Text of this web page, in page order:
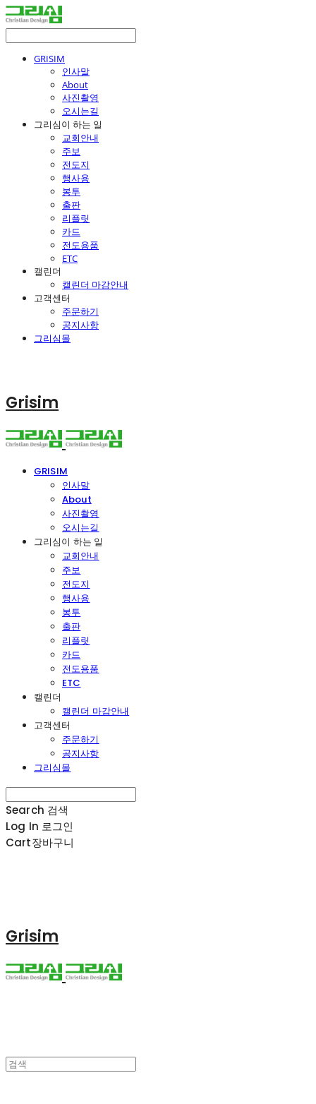
GRISIM
인사말
About
사진촬영
오시는길
그리심이 하는 일
교회안내
주보
전도지
행사용
봉투
출판
리플릿
카드
전도용품
ETC
캘린더
캘린더 마감안내
고객센터
주문하기
공지사항
그리심몰
Grisim
GRISIM
인사말
About
사진촬영
오시는길
그리심이 하는 일
교회안내
주보
전도지
행사용
봉투
출판
리플릿
카드
전도용품
ETC
캘린더
캘린더 마감안내
고객센터
주문하기
공지사항
그리심몰
Search 검색
Log In 로그인
Cart장바구니
Grisim